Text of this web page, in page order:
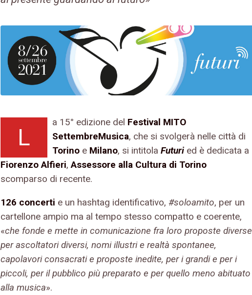
L
a 15° edizione del Festival MITO
SettembreMusica, che si svolgerà nelle città di
Torino e Milano, si intitola Futuri ed è dedicata a
Fiorenzo Alfieri,Assessore alla Cultura di Torino
scomparso di recente.
126 concerti e un hashtag identificativo, #soloamito, per un
cartellone ampio ma al tempo stesso compatto e coerente,
«che fonde e mette in comunicazione fra loro proposte diverse
per ascoltatori diversi, nomiillustri e realtà spontanee,
capolavori consacrati e proposte inedite, per i grandi e per i
piccoli, per il pubblico più preparato e per quello meno abituato
alla musica».